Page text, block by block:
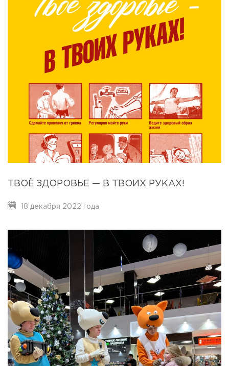
ТВОЁ ЗДОРОВЬЕ — В ТВОИХ РУКАХ!
18 декабря 2022 года